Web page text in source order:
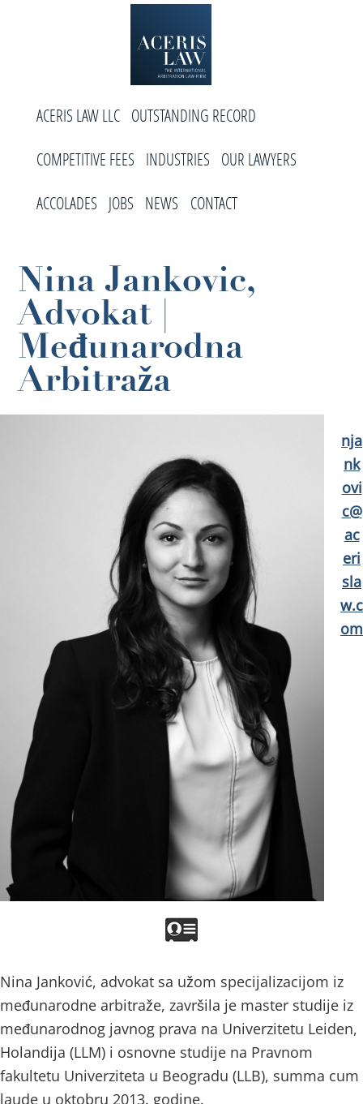
Aceris
Law
Arbitration
Firm
ACERIS LAW LLC OUTSTANDING RECORD
COMPETITIVE FEES INDUSTRIES OUR LAWYERS
ACCOLADES JOBS NEWS CONTACT
Nina Jankovic,
Advokat |
Međunarodna
Arbitraža
nja
nk
ovi
c@
ac
eri
sla
w.c
om
Nina Janković, advokat sa užom specijalizacijom iz
međunarodne arbitraže, završila je master studije iz
međunarodnog javnog prava na Univerzitetu Leiden,
Holandija (LLM) i osnovne studije na Pravnom
fakultetu Univerziteta u Beogradu (LLB), summa cum
laude u oktobru 2013. godine.